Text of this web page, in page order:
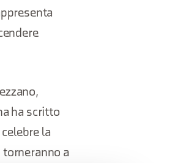
ha scritto
la
torneranno a